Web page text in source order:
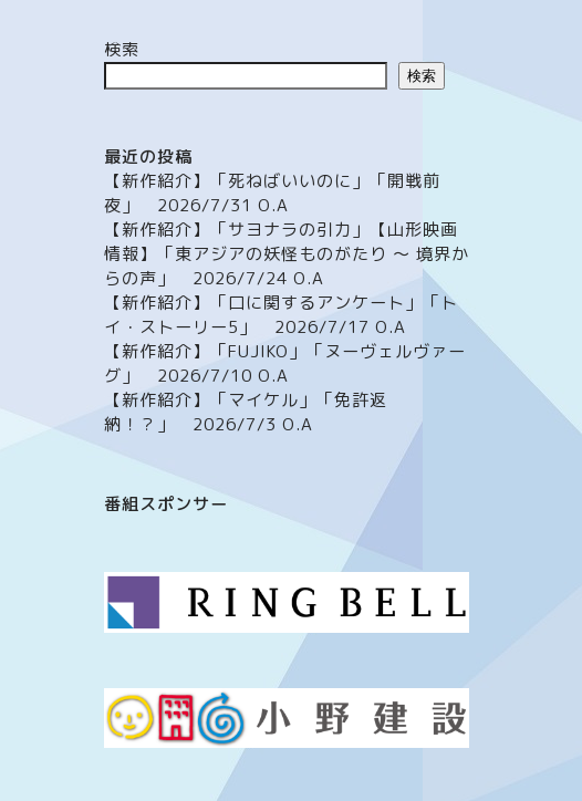
検索
検索
最近の投稿
【新作紹介】「死ねばいいのに」「開戦前
夜」 2026/7/31 O.A
【新作紹介】「サヨナラの引力」【山形映画
情報】「東アジアの妖怪ものがたり ～ 境界か
らの声」 2026/7/24 O.A
【新作紹介】「口に関するアンケート」「ト
イ・ストーリー5」 2026/7/17 O.A
【新作紹介】「FUJIKO」「ヌーヴェルヴァー
グ」 2026/7/10 O.A
【新作紹介】「マイケル」「免許返
納！？」 2026/7/3 O.A
番組スポンサー